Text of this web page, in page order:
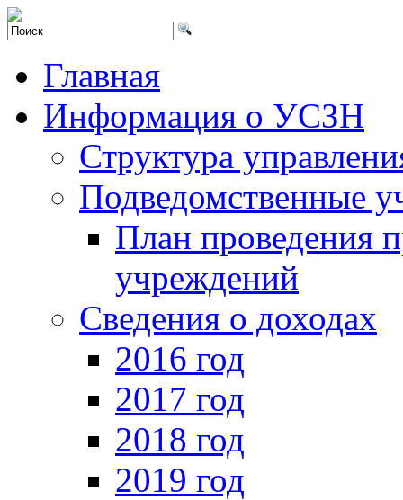
Главная
Информация о УСЗН
Структура
Подведомственные
План проведения
учреждений
Сведения о доходах
2016 год
2017 год
2018 год
2019 год